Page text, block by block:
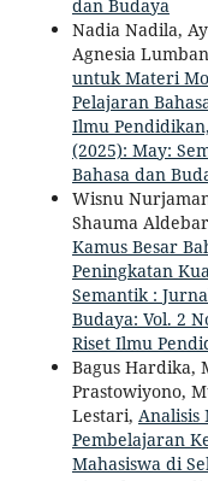
dan Budaya
Nadia Nadila,
Agnesia
untuk Materi
Pelajaran
Ilmu
(2025): May:
Bahasa dan
Wisnu
Shauma
Kamus Besar
Peningkatan
Semantik :
Budaya: Vol. 2
Riset Ilmu
Bagus Hardika,
Prastowiyono,
Lestari, Analisis
Pembelajaran
Mahasiswa di